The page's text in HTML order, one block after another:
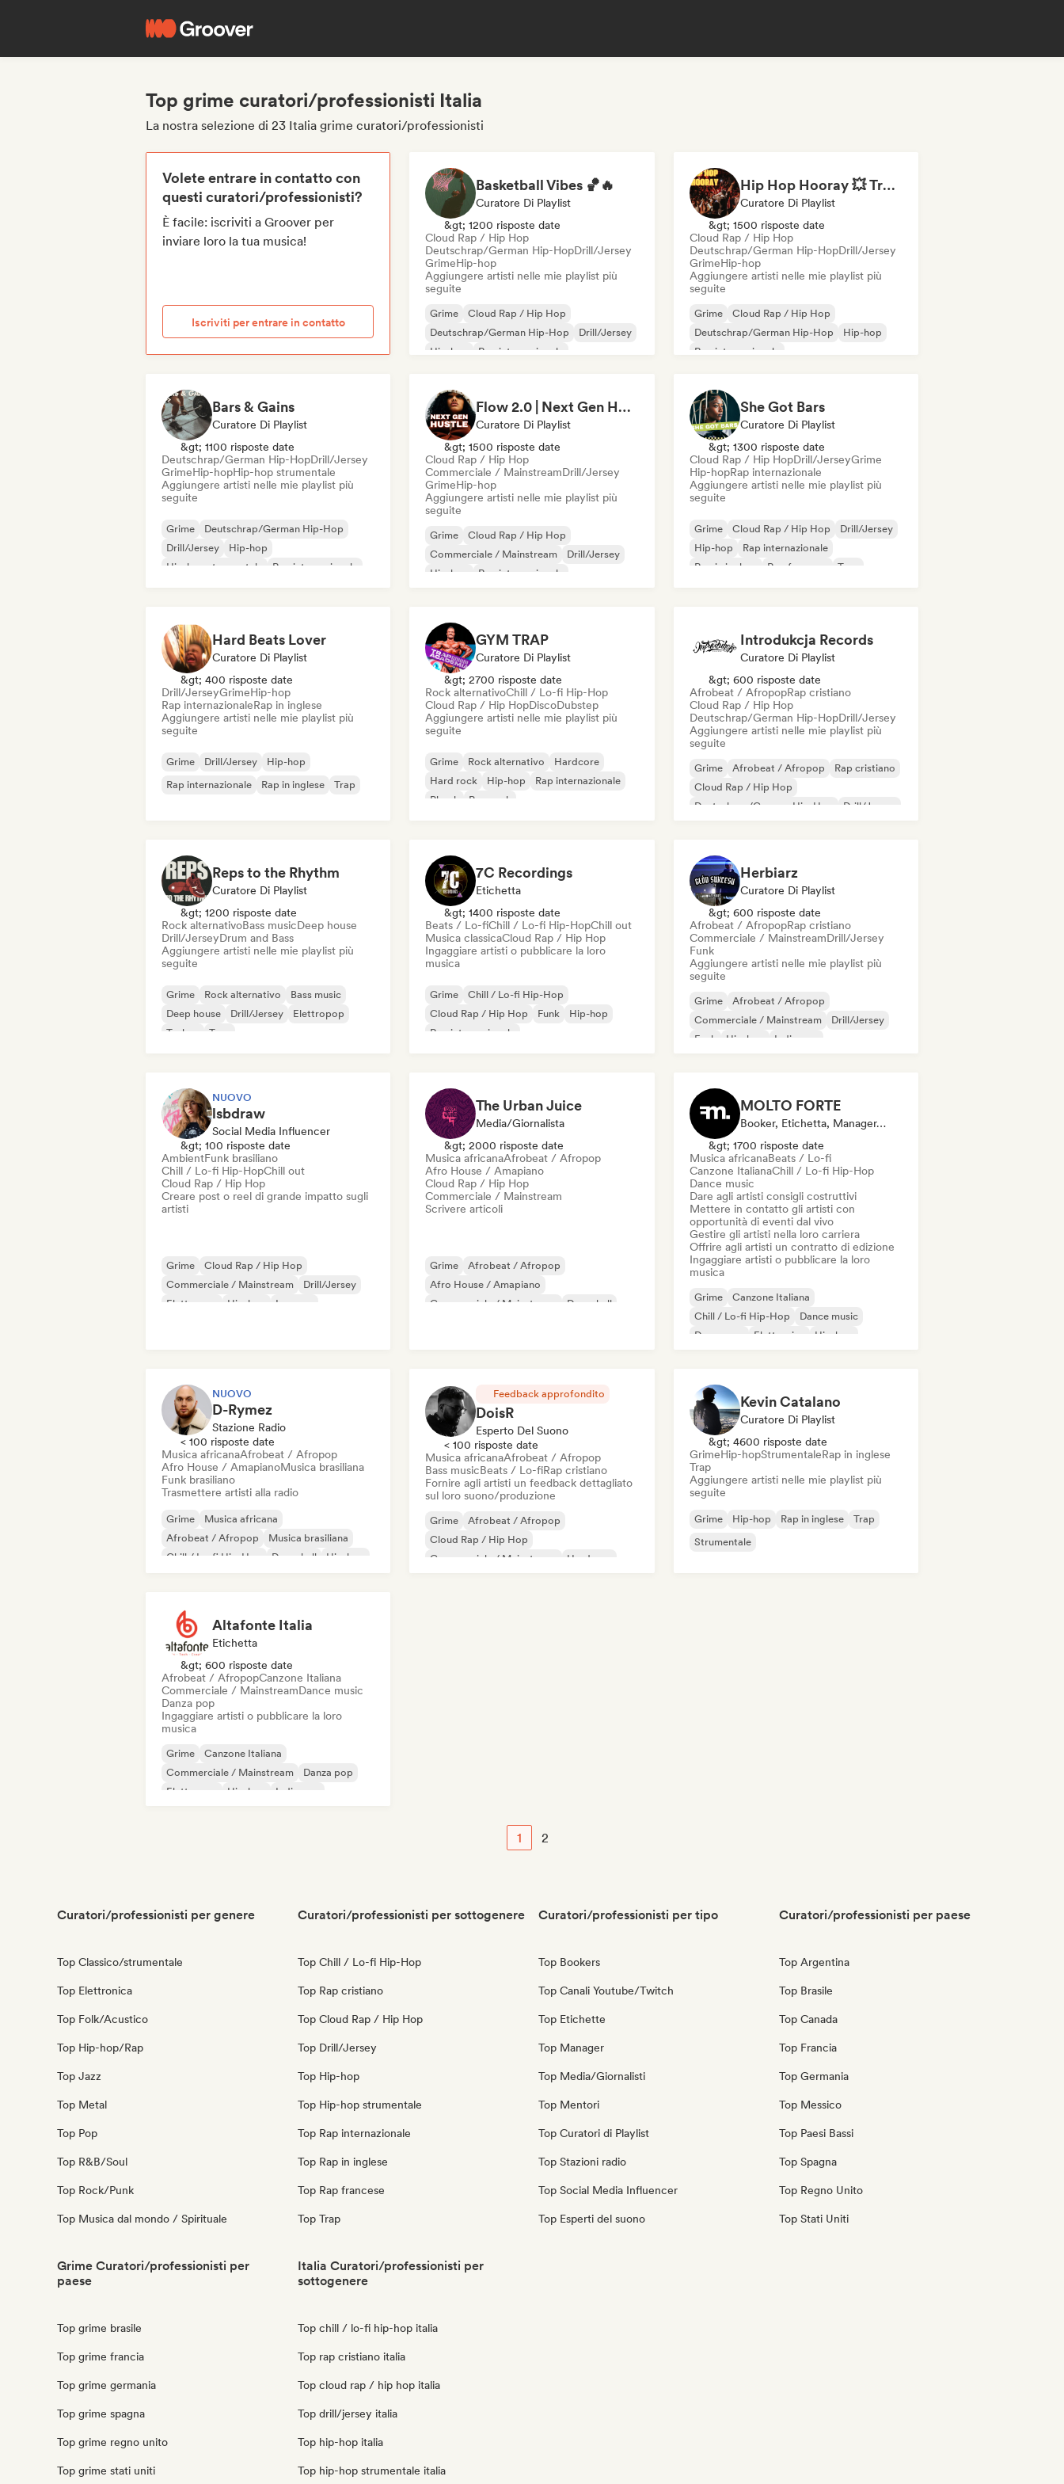
Top grime curatori/professionisti Italia
La nostra selezione di 23 Italia grime curatori/professionisti
Volete entrare in contatto con
questi curatori/professionisti?
È facile: iscriviti a Groover per
inviare loro la tua musica!
Iscriviti per entrare in contatto
Basketball Vibes 🏀🔥
Curatore Di Playlist
&gt; 1200 risposte date
Cloud Rap / Hip Hop
Deutschrap/German Hip-HopDrill/Jersey
GrimeHip-hop
Aggiungere artisti nelle mie playlist più
seguite
Grime
Cloud Rap / Hip Hop
Deutschrap/German Hip-Hop
Drill/Jersey
Hip-hop
Rap internazionale
Hip Hop Hooray 💥 Trap, Hype & Party Rap Bangers
Curatore Di Playlist
&gt; 1500 risposte date
Cloud Rap / Hip Hop
Deutschrap/German Hip-HopDrill/Jersey
GrimeHip-hop
Aggiungere artisti nelle mie playlist più
seguite
Grime
Cloud Rap / Hip Hop
Deutschrap/German Hip-Hop
Hip-hop
Rap internazionale
Rap francese
Bars & Gains
Curatore Di Playlist
&gt; 1100 risposte date
Deutschrap/German Hip-HopDrill/Jersey
GrimeHip-hopHip-hop strumentale
Aggiungere artisti nelle mie playlist più
seguite
Grime
Deutschrap/German Hip-Hop
Drill/Jersey
Hip-hop
Hip-hop strumentale
Rap internazionale
Flow 2.0 | Next Gen Hustle
Curatore Di Playlist
&gt; 1500 risposte date
Cloud Rap / Hip Hop
Commerciale / MainstreamDrill/Jersey
GrimeHip-hop
Aggiungere artisti nelle mie playlist più
seguite
Grime
Cloud Rap / Hip Hop
Commerciale / Mainstream
Drill/Jersey
Hip-hop
Rap internazionale
She Got Bars
Curatore Di Playlist
&gt; 1300 risposte date
Cloud Rap / Hip HopDrill/JerseyGrime
Hip-hopRap internazionale
Aggiungere artisti nelle mie playlist più
seguite
Grime Cloud Rap / Hip Hop
Drill/Jersey
Hip-hop
Rap internazionale
Rap in inglese
Rap francese Trap
Hard Beats Lover
Curatore Di Playlist
&gt; 400 risposte date
Drill/JerseyGrimeHip-hop
Rap internazionaleRap in inglese
Aggiungere artisti nelle mie playlist più
seguite
Grime Drill/Jersey
Hip-hop
Rap internazionale
Rap in inglese Trap
GYM TRAP
Curatore Di Playlist
&gt; 2700 risposte date
Rock alternativoChill / Lo-fi Hip-Hop
Cloud Rap / Hip HopDiscoDubstep
Aggiungere artisti nelle mie playlist più
seguite
Grime Rock alternativo
Hardcore
Hard rock
Hip-hop
Rap internazionale
Phonk
Pop rock
Introdukcja Records
Curatore Di Playlist
&gt; 600 risposte date
Afrobeat / AfropopRap cristiano
Cloud Rap / Hip Hop
Deutschrap/German Hip-HopDrill/Jersey
Aggiungere artisti nelle mie playlist più
seguite
Grime Afrobeat / Afropop
Rap cristiano
Cloud Rap / Hip Hop
Deutschrap/German Hip-Hop
Drill/Jersey
Reps to the Rhythm
Curatore Di Playlist
&gt; 1200 risposte date
Rock alternativoBass musicDeep house
Drill/JerseyDrum and Bass
Aggiungere artisti nelle mie playlist più
seguite
Grime Rock alternativo
Bass music
Deep house
Drill/Jersey
Elettropop
Techno
Trap
7C Recordings
Etichetta
&gt; 1400 risposte date
Beats / Lo-fiChill / Lo-fi Hip-HopChill out
Musica classicaCloud Rap / Hip Hop
Ingaggiare artisti o pubblicare la loro
musica
Grime
Chill / Lo-fi Hip-Hop
Cloud Rap / Hip Hop
Funk
Hip-hop
Rap internazionale
Herbiarz
Curatore Di Playlist
&gt; 600 risposte date
Afrobeat / AfropopRap cristiano
Commerciale / MainstreamDrill/Jersey
Funk
Aggiungere artisti nelle mie playlist più
seguite
Grime
Afrobeat / Afropop
Commerciale / Mainstream
Drill/Jersey
Funk
Hip-hop
Indie pop
NUOVO
lsbdraw
Social Media Influencer
&gt; 100 risposte date
AmbientFunk brasiliano
Chill / Lo-fi Hip-HopChill out
Cloud Rap / Hip Hop
Creare post o reel di grande impatto sugli
artisti
Grime
Cloud Rap / Hip Hop
Commerciale / Mainstream
Drill/Jersey
Elettropop
Hip-hop
Iperpop
The Urban Juice
Media/Giornalista
&gt; 2000 risposte date
Musica africanaAfrobeat / Afropop
Afro House / Amapiano
Cloud Rap / Hip Hop
Commerciale / Mainstream
Scrivere articoli
Grime
Afrobeat / Afropop
Afro House / Amapiano
Commerciale / Mainstream
Dancehall
MOLTO FORTE
Booker, Etichetta, Manager, Mentore, Editore
&gt; 1700 risposte date
Musica africanaBeats / Lo-fi
Canzone ItalianaChill / Lo-fi Hip-Hop
Dance music
Dare agli artisti consigli costruttivi
Mettere in contatto gli artisti con
opportunità di eventi dal vivo
Gestire gli artisti nella loro carriera
Offrire agli artisti un contratto di edizione
Ingaggiare artisti o pubblicare la loro
musica
Grime
Canzone Italiana
Chill / Lo-fi Hip-Hop
Dance music
Danza pop
Elettronica
Hip-hop
NUOVO
D-Rymez
Stazione Radio
< 100 risposte date
Musica africanaAfrobeat / Afropop
Afro House / AmapianoMusica brasiliana
Funk brasiliano
Trasmettere artisti alla radio
Grime
Musica africana
Afrobeat / Afropop
Musica brasiliana
Chill / Lo-fi Hip-Hop
Dancehall
Hip-hop
Feedback approfondito
DoisR
Esperto Del Suono
< 100 risposte date
Musica africanaAfrobeat / Afropop
Bass musicBeats / Lo-fiRap cristiano
Fornire agli artisti un feedback dettagliato
sul loro suono/produzione
Grime
Afrobeat / Afropop
Cloud Rap / Hip Hop
Commerciale / Mainstream
Hardcore
Kevin Catalano
Curatore Di Playlist
&gt; 4600 risposte date
GrimeHip-hopStrumentaleRap in inglese
Trap
Aggiungere artisti nelle mie playlist più
seguite
Grime Hip-hop Rap in inglese
Trap
Strumentale
Altafonte Italia
Etichetta
&gt; 600 risposte date
Afrobeat / AfropopCanzone Italiana
Commerciale / MainstreamDance music
Danza pop
Ingaggiare artisti o pubblicare la loro
musica
Grime
Canzone Italiana
Commerciale / Mainstream
Danza pop
Elettropop
Hip-hop
Indie pop
1 2
Curatori/professionisti per genere
Top Classico/strumentale
Top Elettronica
Top Folk/Acustico
Top Hip-hop/Rap
Top Jazz
Top Metal
Top Pop
Top R&B/Soul
Top Rock/Punk
Top Musica dal mondo / Spirituale
Curatori/professionisti per sottogenere
Top Chill / Lo-fi Hip-Hop
Top Rap cristiano
Top Cloud Rap / Hip Hop
Top Drill/Jersey
Top Hip-hop
Top Hip-hop strumentale
Top Rap internazionale
Top Rap in inglese
Top Rap francese
Top Trap
Curatori/professionisti per tipo
Top Bookers
Top Canali Youtube/Twitch
Top Etichette
Top Manager
Top Media/Giornalisti
Top Mentori
Top Curatori di Playlist
Top Stazioni radio
Top Social Media Influencer
Top Esperti del suono
Curatori/professionisti per paese
Top Argentina
Top Brasile
Top Canada
Top Francia
Top Germania
Top Messico
Top Paesi Bassi
Top Spagna
Top Regno Unito
Top Stati Uniti
Grime Curatori/professionisti per
paese
Top grime brasile
Top grime francia
Top grime germania
Top grime spagna
Top grime regno unito
Top grime stati uniti
Italia Curatori/professionisti per
sottogenere
Top chill / lo-fi hip-hop italia
Top rap cristiano italia
Top cloud rap / hip hop italia
Top drill/jersey italia
Top hip-hop italia
Top hip-hop strumentale italia